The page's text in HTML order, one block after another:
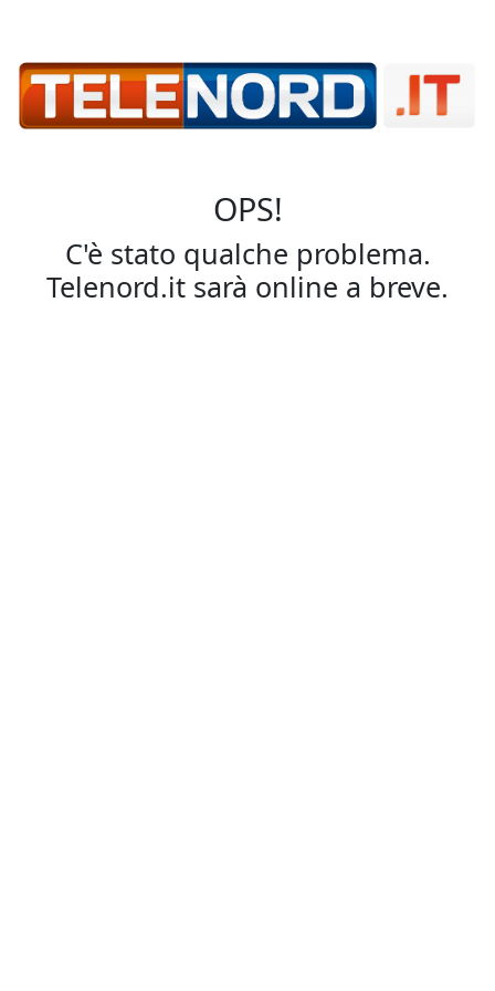
OPS!
C'è stato qualche problema.
Telenord.it sarà online a breve.